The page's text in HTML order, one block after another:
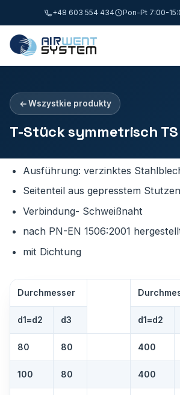
+48 603 554 434 Pon-Pt 7:00-
Wszystkie produkty
T-Stück symmetrisch TS
Ausführung: verzinktes
Seitenteil aus gepresstem
Verbindung- Schweißnaht
nach PN-EN 1506:2001
mit Dichtung
Durchmesser
d1=d2 d3 d1=d2
80 80 400
100 80 400